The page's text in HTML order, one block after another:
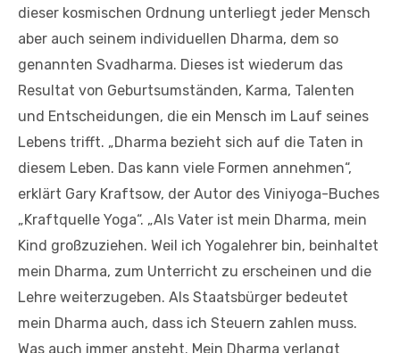
dieser kosmischen Ordnung unterliegt jeder Mensch
aber auch seinem individuellen Dharma, dem so
genannten Svadharma. Dieses ist wiederum das
Resultat von Geburtsumständen, Karma, Talenten
und Entscheidungen, die ein Mensch im Lauf seines
Lebens trifft. „Dharma bezieht sich auf die Taten in
diesem Leben. Das kann viele Formen annehmen“,
erklärt Gary Kraftsow, der Autor des Viniyoga-Buches
„Kraftquelle Yoga“. „Als Vater ist mein Dharma, mein
Kind großzuziehen. Weil ich Yogalehrer bin, beinhaltet
mein Dharma, zum Unterricht zu erscheinen und die
Lehre weiterzugeben. Als Staatsbürger bedeutet
mein Dharma auch, dass ich Steuern zahlen muss.
Was auch immer ansteht. Mein Dharma verlangt